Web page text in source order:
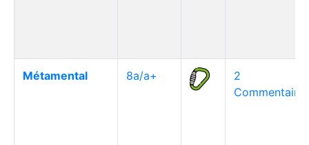
Métamental 8a/a+
2